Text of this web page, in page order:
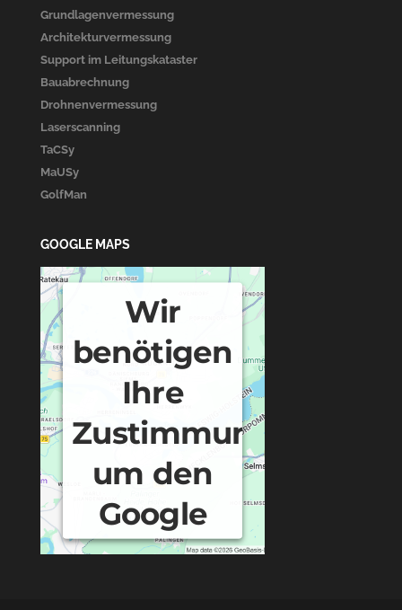
Grundlagenvermessung
Architekturvermessung
Support im Leitungskataster
Bauabrechnung
Drohnenvermessung
Laserscanning
TaCSy
MaUSy
GolfMan
GOOGLE MAPS
Wir
benötigen
Ihre
Zustimmung,
um den
Google
Maps-